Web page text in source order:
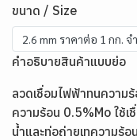
ขนาด / Size
2.6 mm ราคาต่อ 1 กก.
คำอธิบายสินค้าแบบย่อ
ลวดเชื่อมไฟฟ้าทนความ
ความร้อน 0.5%Mo ใช้
น้ำและท่อถ่ายเทความร้